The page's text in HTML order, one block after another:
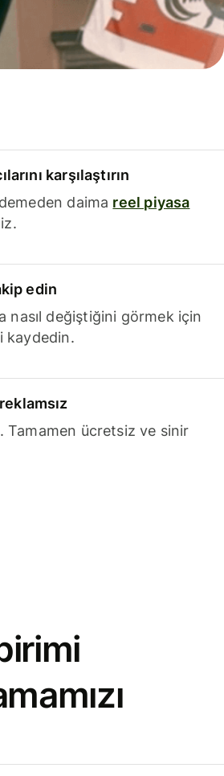
karşılaştırın
daima reel piyasa
edin
nasıl değiştiğini görmek için
kaydedin.
Tamamen ücretsiz ve sinir